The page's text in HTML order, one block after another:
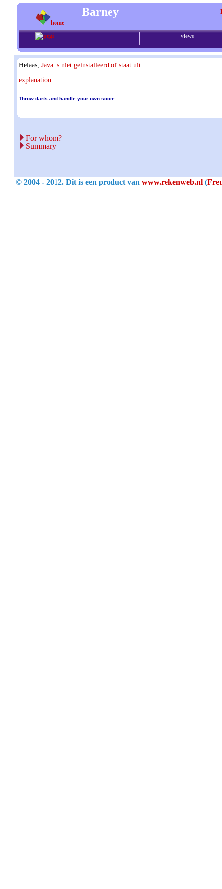
home
Barney
views
Helaas, Java is niet geinstalleerd of staat uit
explanation
Throw darts and handle your own score.
For whom?
Summary
© 2004 - 2012. Dit is een product van www.rekenweb.nl (